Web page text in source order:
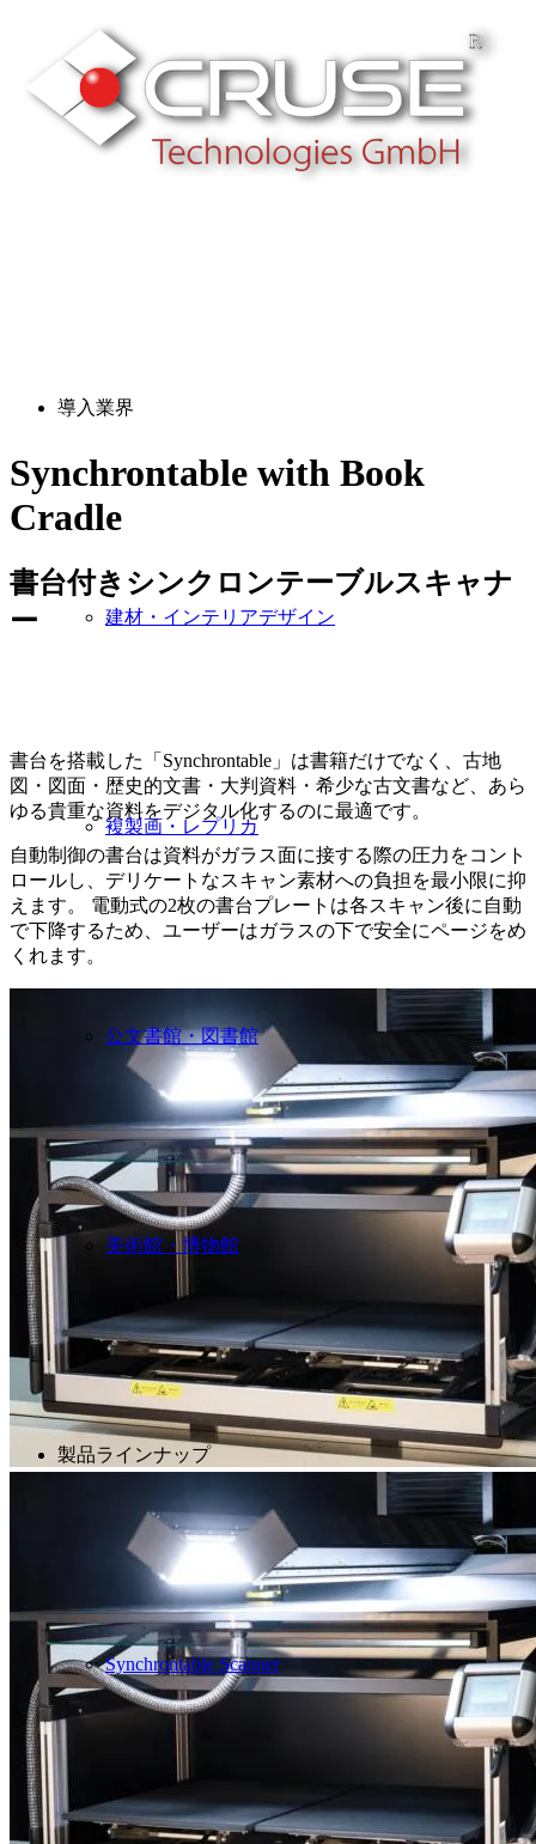
R
導入業界
建材・インテリアデザイン
複製画・レプリカ
公文書館・図書館
美術館・博物館
製品ラインナップ
Synchrontable Scanner
Synchrontable with Book
Cradle
書台付きシンクロンテーブルスキャナ
ー
書台を搭載した「Synchrontable」は書籍だけでなく、古地
図・図面・歴史的文書・大判資料・希少な古文書など、あら
ゆる貴重な資料をデジタル化するのに最適です。
自動制御の書台は資料がガラス面に接する際の圧力をコント
ロールし、デリケートなスキャン素材への負担を最小限に抑
えます。 電動式の2枚の書台プレートは各スキャン後に自動
で下降するため、ユーザーはガラスの下で安全にページをめ
くれます。